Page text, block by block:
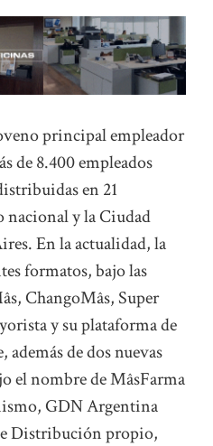
principal empleador
de 8.400 empleados
en 21
y la Ciudad
En la actualidad, la
formatos, bajo las
ChangoMâs, Super
y su plataforma de
de dos nuevas
el nombre de MâsFarma
GDN Argentina
Distribución propio,